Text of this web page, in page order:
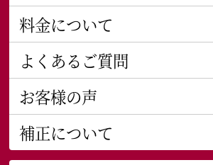
料金について
よくあるご質問
お客様の声
補正について